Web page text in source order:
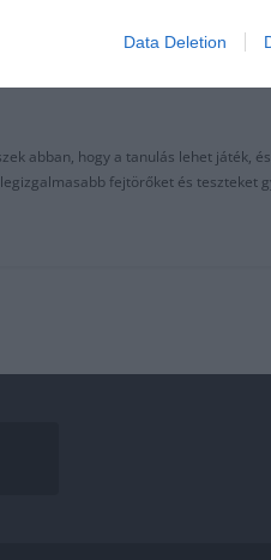
Data Deletion
abban, hogy a tanulás lehet
fejtörőket és